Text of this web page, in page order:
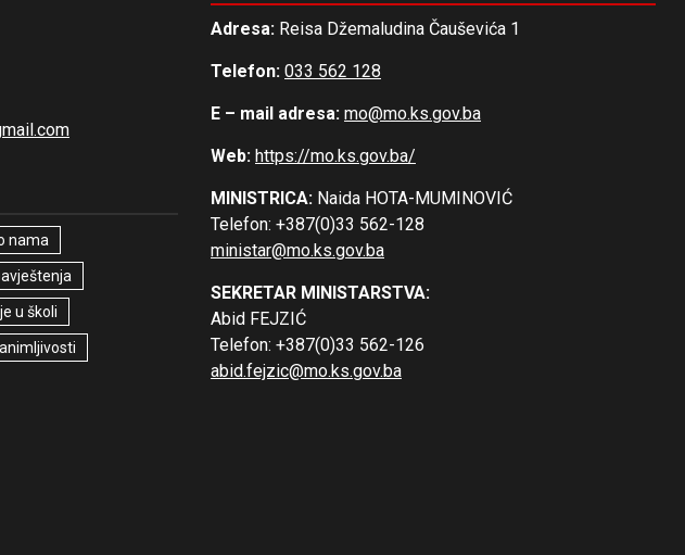
nama
u školi
Adresa: Reisa Džemaludina Čauševića 1
Telefon: 033 562 128
E – mail adresa: mo@mo.ks.gov.ba
Web: https://mo.ks.gov.ba/
MINISTRICA: Naida HOTA-MUMINOVIĆ
Telefon: +387(0)33 562-128
ministar@mo.ks.gov.ba
SEKRETAR MINISTARSTVA:
Abid FEJZIĆ
Telefon: +387(0)33 562-126
abid.fejzic@mo.ks.gov.ba